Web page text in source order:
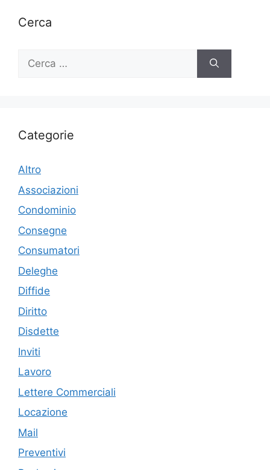
Cerca
Ricerca
Categorie
Altro
Associazioni
Condominio
Consegne
Consumatori
Deleghe
Diffide
Diritto
Disdette
Inviti
Lavoro
Lettere Commerciali
Locazione
Mail
Preventivi